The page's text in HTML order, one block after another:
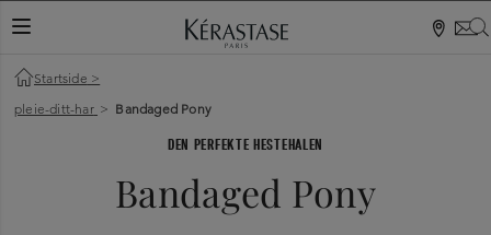
VEKSLINGSNAVIGASJON
Startside >
pleie-ditt-har > Bandaged Pony
DEN PERFEKTE HESTEHALEN
Bandaged Pony